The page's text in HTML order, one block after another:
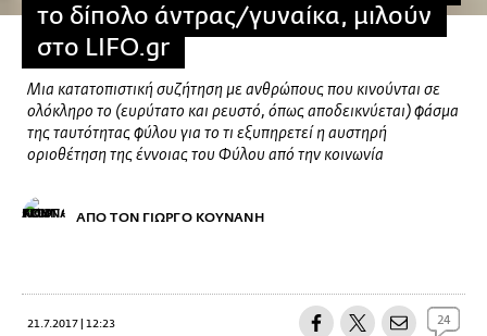
το δίπολο άντρας/γυναίκα, μιλούν
στο LIFO.gr
Μια κατατοπιστική συζήτηση με ανθρώπους που κινούνται σε
ολόκληρο το (ευρύτατο και ρευστό, όπως αποδεικνύεται) φάσμα
της ταυτότητας φύλου για το τι εξυπηρετεί η αυστηρή
οριοθέτηση της έννοιας του Φύλου από την κοινωνία
AΠΟ ΤΟΝ ΓΙΩΡΓΟ ΚΟΥΝΑΝΗ
21.7.2017 | 12:23 24